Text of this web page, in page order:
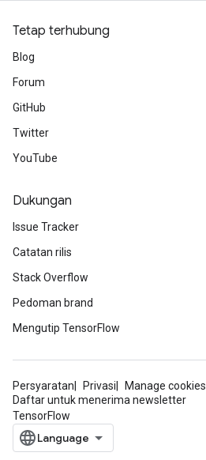
Tetap terhubung
Blog
Forum
GitHub
Twitter
YouTube
Dukungan
Issue Tracker
Catatan rilis
Stack Overflow
Pedoman brand
Mengutip TensorFlow
Persyaratan Privasi
Manage cookies
Daftar untuk menerima newsletter
TensorFlow